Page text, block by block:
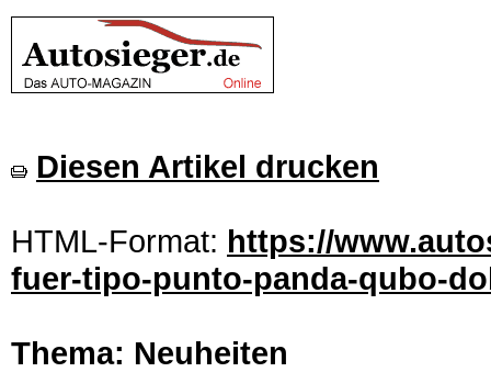
Diesen Artikel drucken
HTML-Format: https://
fuer-tipo-punto-panda-qubo-
Thema: Neuheiten